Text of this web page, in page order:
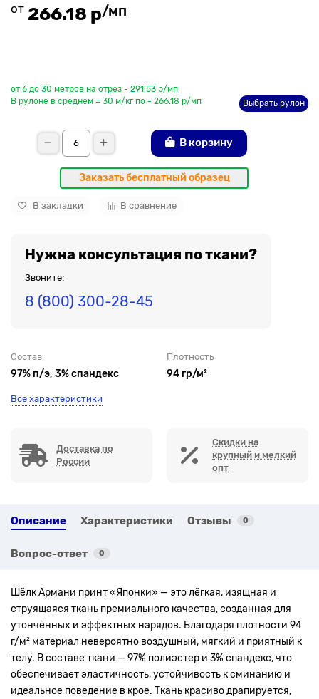
от 266.18 р/мп
от 6 до 30 метров на отрез - 291.53 р/мп
В рулоне в среднем = 30 м/кг по - 266.18 р/мп
Выбрать рулон
В корзину
Заказать бесплатный образец
В закладки В сравнение
Нужна консультация по ткани?
Звоните:
8 (800) 300-28-45
Состав
97% п/э, 3% спандекс
Плотность
94 гр/м²
Все характеристики
Доставка по
России
Скидки на
крупный и мелкий
опт
Описание Характеристики Отзывы 0
Вопрос-ответ 0
Шёлк Армани принт «Японки» — это лёгкая, изящная и
струящаяся ткань премиального качества, созданная для
утончённых и эффектных нарядов. Благодаря плотности 94
г/м² материал невероятно воздушный, мягкий и приятный к
телу. В составе ткани — 97% полиэстер и 3% спандекс, что
обеспечивает эластичность, устойчивость к сминанию и
идеальное поведение в крое. Ткань красиво драпируется,